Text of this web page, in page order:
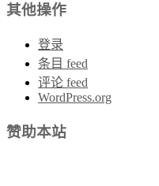
其他操作
登录
条目 feed
评论 feed
WordPress.org
赞助本站